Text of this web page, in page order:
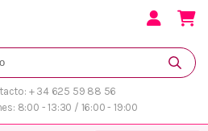
+ 34 625 59 88 56
8:00 - 13:30 / 16:00 - 19:00